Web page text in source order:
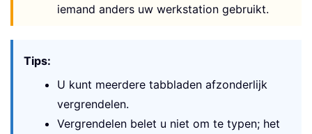
iemand anders uw werkstation gebruikt.
Tips:
U kunt meerdere tabbladen afzonderlijk
vergrendelen.
Vergrendelen belet u niet om te typen; het